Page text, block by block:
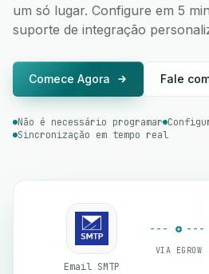
um só lugar. Configure em 5
suporte de integração
Comece Agora Fale
Não é necessário programar
Sincronização em tempo real
Email SMTP
VIA EGROW